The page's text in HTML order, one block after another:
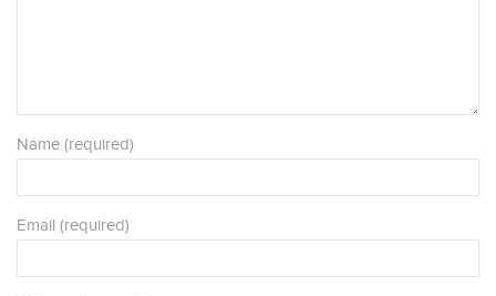
Name (required)
Email (required)